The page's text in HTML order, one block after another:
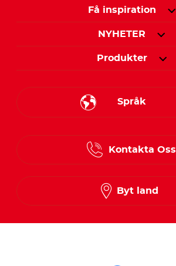
Få inspiration
NYHETER
Produkter
Språk
Danish
Norwegian
Kontakta Oss
Byt land